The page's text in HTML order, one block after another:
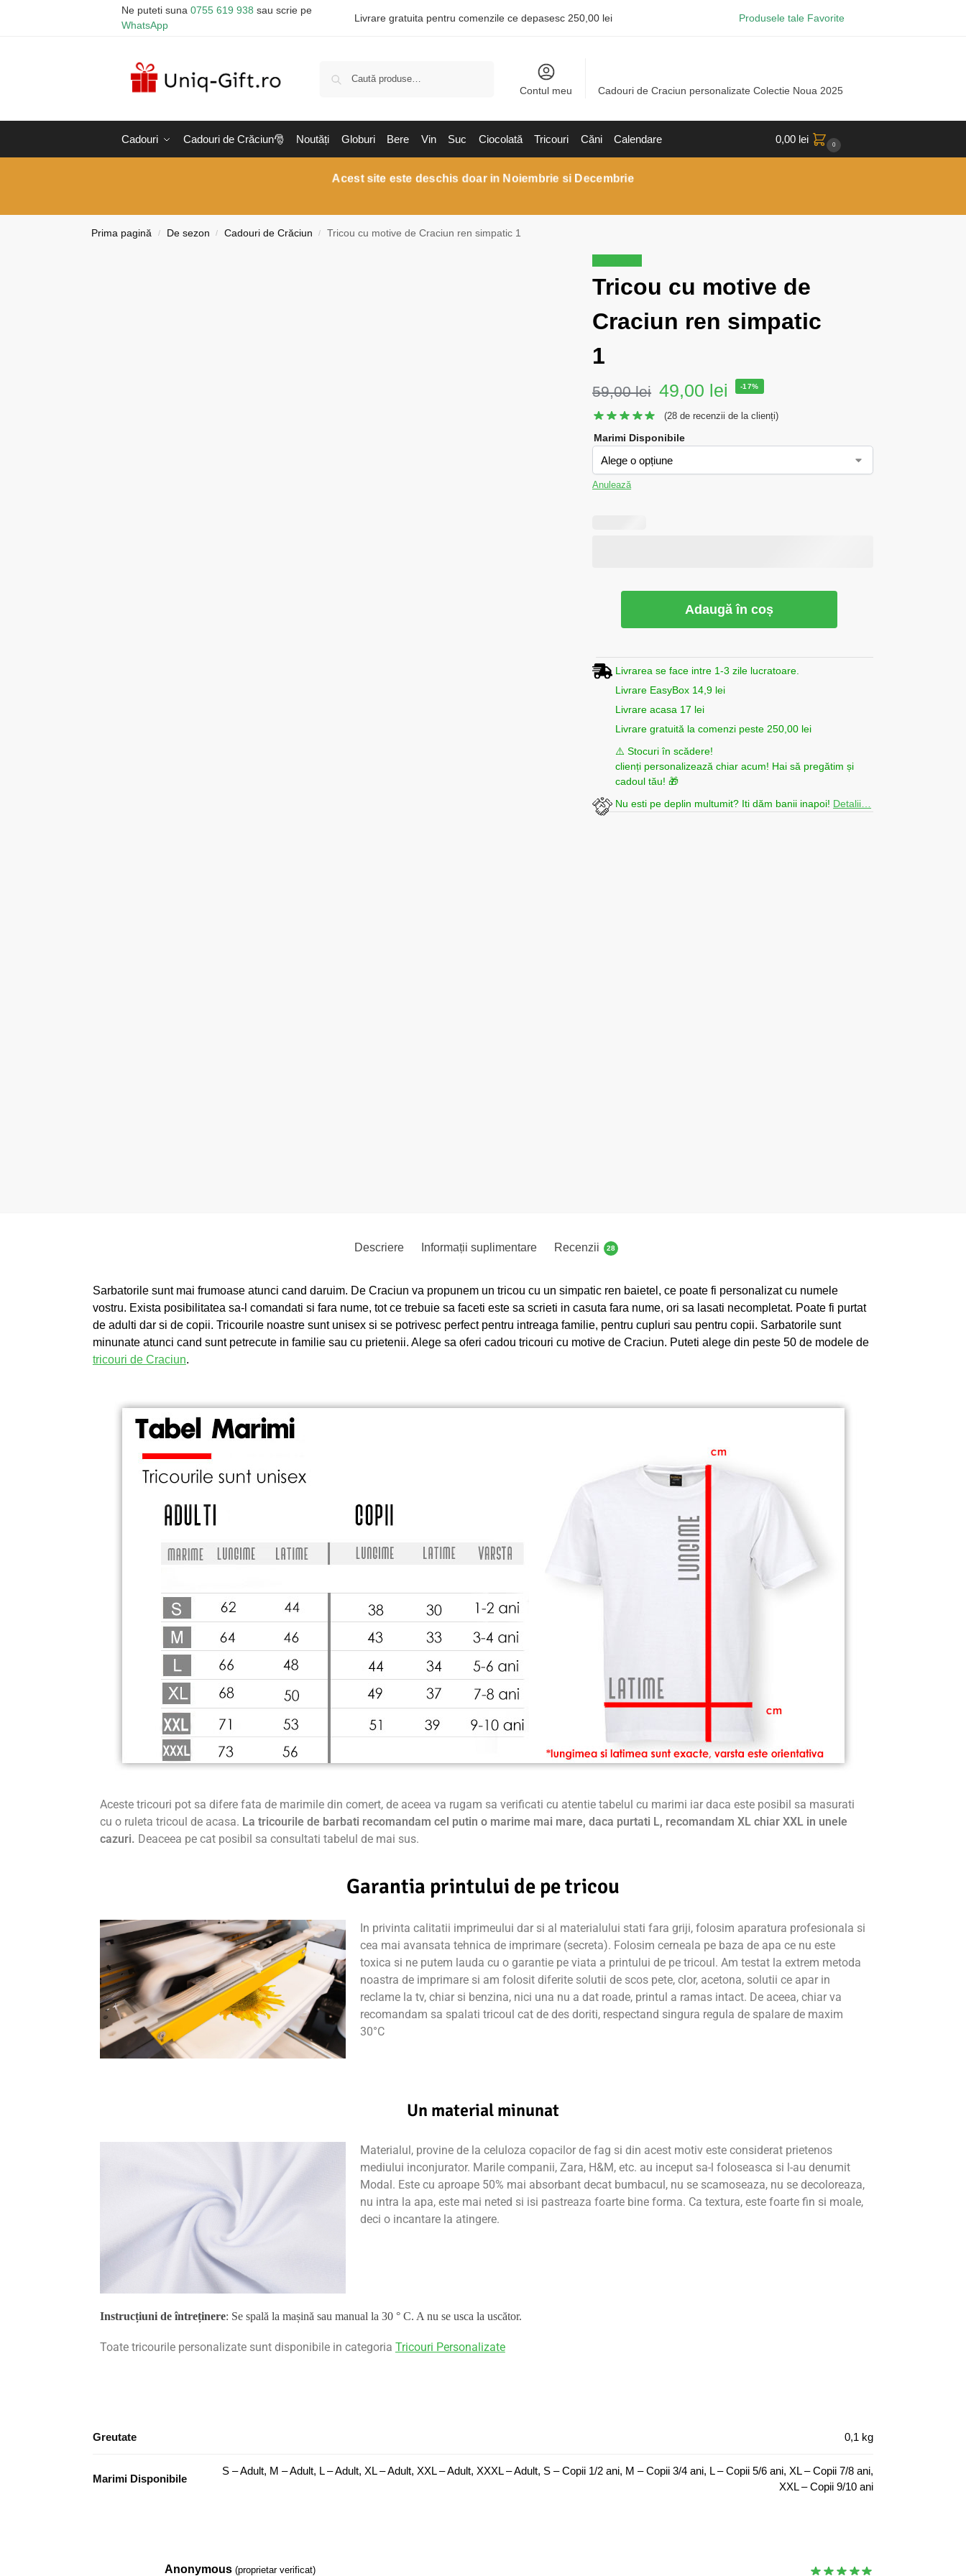
Ne puteti suna 0755 619 938 sau scrie pe
WhatsApp
Livrare gratuita pentru comenzile ce depasesc 250,00 lei Produsele tale Favorite
Contul meu Cadouri de Craciun personalizate Colectie Noua 2025
Cadouri Cadouri de Crăciun🎅 Noutăți Globuri Bere Vin Suc Ciocolată Tricouri Căni Calendare 0,00 lei 0
Acest site este deschis doar in Noiembrie si Decembrie
Prima pagină / De sezon / Cadouri de Crăciun / Tricou cu motive de Craciun ren simpatic 1
Tricou cu motive de
Craciun ren simpatic
1
59,00lei 49,00 lei -17%
(28de recenzii de la clienți)
Marimi Disponibile
Anulează
Adaugă în coș
Livrarea se face intre 1-3 zile lucratoare.
Livrare EasyBox 14,9 lei
Livrare acasa 17 lei
Livrare gratuită la comenzi peste 250,00 lei
⚠️ Stocuri în scădere!
clienți personalizează chiar acum! Hai să pregătim și
cadoul tău! 🎁
Nu esti pe deplin multumit? Iti dăm banii inapoi! Detalii…
Descriere Informații suplimentare Recenzii 28
Sarbatorile sunt mai frumoase atunci cand daruim. De Craciun va propunem un tricou cu un simpatic ren baietel, ce poate fi personalizat cu numele
vostru. Exista posibilitatea sa-l comandati si fara nume, tot ce trebuie sa faceti este sa scrieti in casuta fara nume, ori sa lasati necompletat. Poate fi purtat
de adulti dar si de copii. Tricourile noastre sunt unisex si se potrivesc perfect pentru intreaga familie, pentru cupluri sau pentru copii. Sarbatorile sunt
minunate atunci cand sunt petrecute in familie sau cu prietenii. Alege sa oferi cadou tricouri cu motive de Craciun. Puteti alege din peste 50 de modele de
tricouri de Craciun.
Aceste tricouri pot sa difere fata de marimile din comert, de aceea va rugam sa verificati cu atentie tabelul cu marimi iar daca este posibil sa masurati
cu o ruleta tricoul de acasa. La tricourile de barbati recomandam cel putin o marime mai mare, daca purtati L, recomandam XL chiar XXL in unele
cazuri. Deaceea pe cat posibil sa consultati tabelul de mai sus.
Garantia printului de pe tricou
In privinta calitatii imprimeului dar si al materialului stati fara griji, folosim aparatura profesionala si
cea mai avansata tehnica de imprimare (secreta). Folosim cerneala pe baza de apa ce nu este
toxica si ne putem lauda cu o garantie pe viata a printului de pe tricoul. Am testat la extrem metoda
noastra de imprimare si am folosit diferite solutii de scos pete, clor, acetona, solutii ce apar in
reclame la tv, chiar si benzina, nici una nu a dat roade, printul a ramas intact. De aceea, chiar va
recomandam sa spalati tricoul cat de des doriti, respectand singura regula de spalare de maxim
30°C
Un material minunat
Materialul, provine de la celuloza copacilor de fag si din acest motiv este considerat prietenos
mediului inconjurator. Marile companii, Zara, H&M, etc. au inceput sa-l foloseasca si l-au denumit
Modal. Este cu aproape 50% mai absorbant decat bumbacul, nu se scamoseaza, nu se decoloreaza,
nu intra la apa, este mai neted si isi pastreaza foarte bine forma. Ca textura, este foarte fin si moale,
deci o incantare la atingere.
Instrucțiuni de întreținere: Se spală la mașină sau manual la 30 ° C. A nu se usca la uscător.
Toate tricourile personalizate sunt disponibile in categoria Tricouri Personalizate
Greutate 0,1 kg
Marimi Disponibile
S – Adult, M – Adult, L – Adult, XL – Adult, XXL – Adult, XXXL – Adult, S – Copii 1/2 ani, M – Copii 3/4 ani, L – Copii 5/6 ani, XL – Copii 7/8 ani,
XXL – Copii 9/10 ani
Anonymous (proprietar verificat)